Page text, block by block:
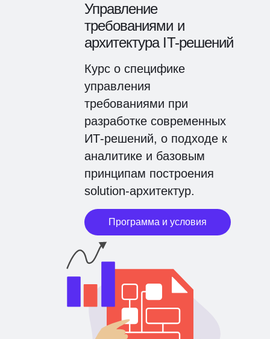
Управление
требованиями и
архитектура IT-решений
Курс о специфике
управления
требованиями при
разработке современных
ИТ-решений, о подходе к
аналитике и базовым
принципам построения
solution-архитектур.
Программа и условия